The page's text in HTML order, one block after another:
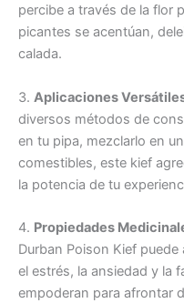
percibe a través de la flor
picantes se acentúan,
calada.
3. Aplicaciones
diversos métodos de
en tu pipa, mezclarlo en
comestibles, este kief
la potencia de tu
4. Propiedades
Durban Poison Kief
el estrés, la ansiedad y la
empoderan para afrontar